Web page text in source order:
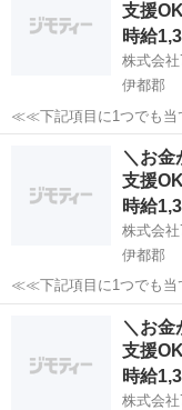
の秋、自分の可能...支援
時給
株式会
伊都郡
≪≪下記項目に1つでも当
ちのお金がほとんど無い
る、止まりそう ④今スグ働き
コーディネータ...
倉庫
＼お金
支援
時給
株式会
伊都郡
≪≪下記項目に1つでも
ちのお金がほとんど無い
る、止まりそう ④今スグ働き
コーディネータ...
倉庫
＼お金
支援
時給
株式会